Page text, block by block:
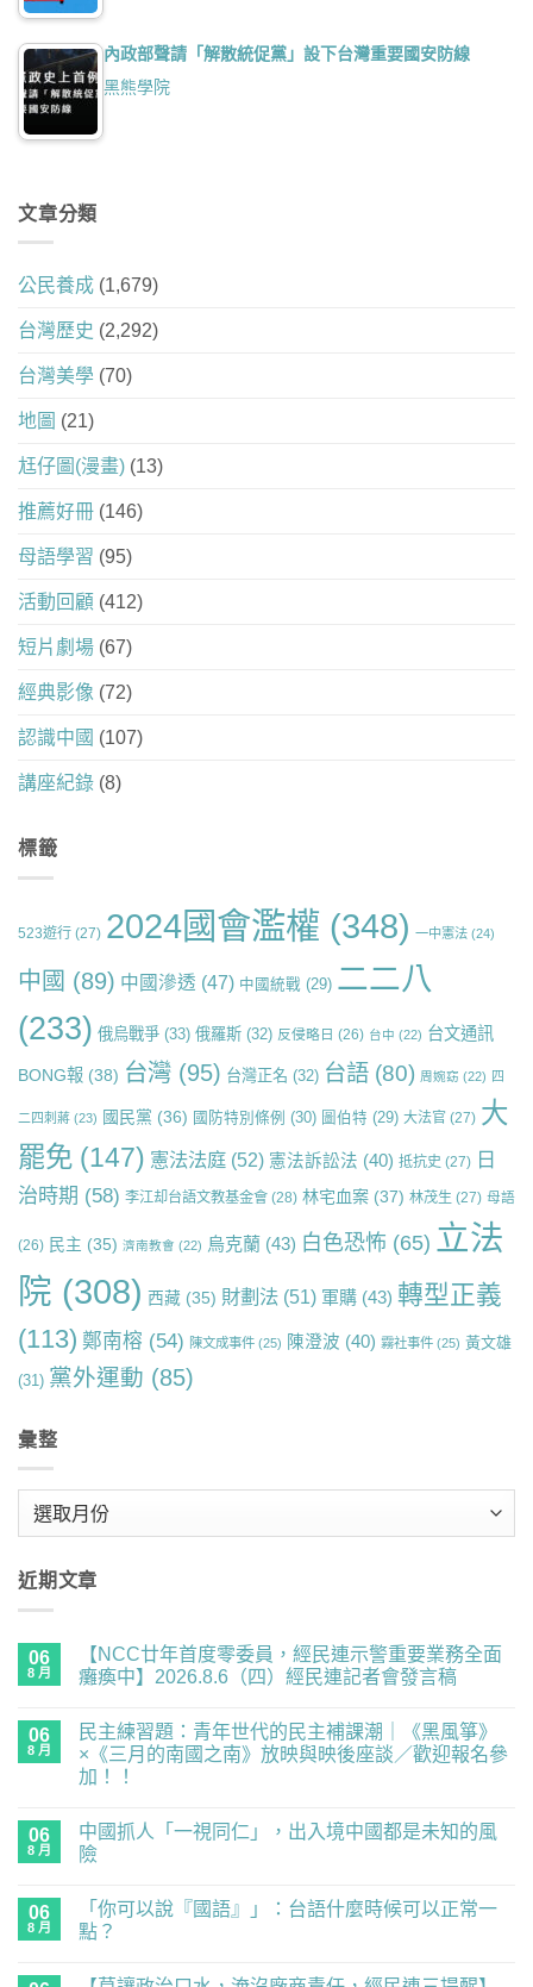
內政部聲請「解散統促黨」設下台灣重要國安防線
黑熊學院
文章分類
公民養成 (1,679)
台灣歷史 (2,292)
台灣美學 (70)
地圖 (21)
尪仔圖(漫畫) (13)
推薦好冊 (146)
母語學習 (95)
活動回顧 (412)
短片劇場 (67)
經典影像 (72)
認識中國 (107)
講座紀錄 (8)
標籤
523遊行 (27) 2024國會濫權 (348) 一中憲法 (24)
中國 (89) 中國滲透 (47) 中國統戰 (29) 二二八
(233) 俄烏戰爭 (33) 俄羅斯 (32) 反侵略日 (26) 台中 (22) 台文通訊
BONG報 (38) 台灣 (95) 台灣正名 (32) 台語 (80) 周婉窈 (22) 四
二四刺蔣 (23) 國民黨 (36) 國防特別條例 (30) 圖伯特 (29) 大法官 (27) 大
罷免 (147) 憲法法庭 (52) 憲法訴訟法 (40) 抵抗史 (27) 日
治時期 (58) 李江却台語文教基金會 (28) 林宅血案 (37) 林茂生 (27) 母語
(26) 民主 (35) 濟南教會 (22) 烏克蘭 (43) 白色恐怖 (65) 立法
院 (308) 西藏 (35) 財劃法 (51) 軍購 (43) 轉型正義
(113) 鄭南榕 (54) 陳文成事件 (25) 陳澄波 (40) 霧社事件 (25) 黃文雄
(31) 黨外運動 (85)
彙整
近期文章
06
8 月
【NCC廿年首度零委員，經民連示警重要業務全面
癱瘓中】2026.8.6（四）經民連記者會發言稿
廿
首
度
員，
經
民
要
留
言
06
8 月
民主練習題：青年世代的民主補課潮｜《黑風箏》
×《三月的南國之南》放映與映後座談／歡迎報名參
加！！
主
練
習
世
代
留
言
06
8 月
中國抓人「一視同仁」，出入境中國都是未知的風
險
抓
人
言
06
8 月
「你可以說『國語』」：台語什麼時候可以正常一
點？